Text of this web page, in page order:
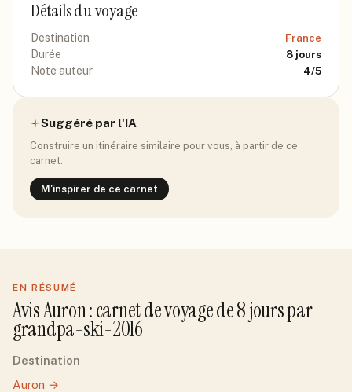
Détails du voyage
Destination France
Durée 8 jours
Note auteur 4/5
Suggéré par l'IA
Construire un itinéraire similaire pour vous, à partir de ce
carnet.
M'inspirer de ce carnet
EN RÉSUMÉ
AvisAuron: carnet de voyage de8jourspar
grandpa-ski-2016
Destination
Auron →